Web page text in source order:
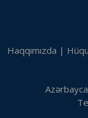
Haqqımızda |